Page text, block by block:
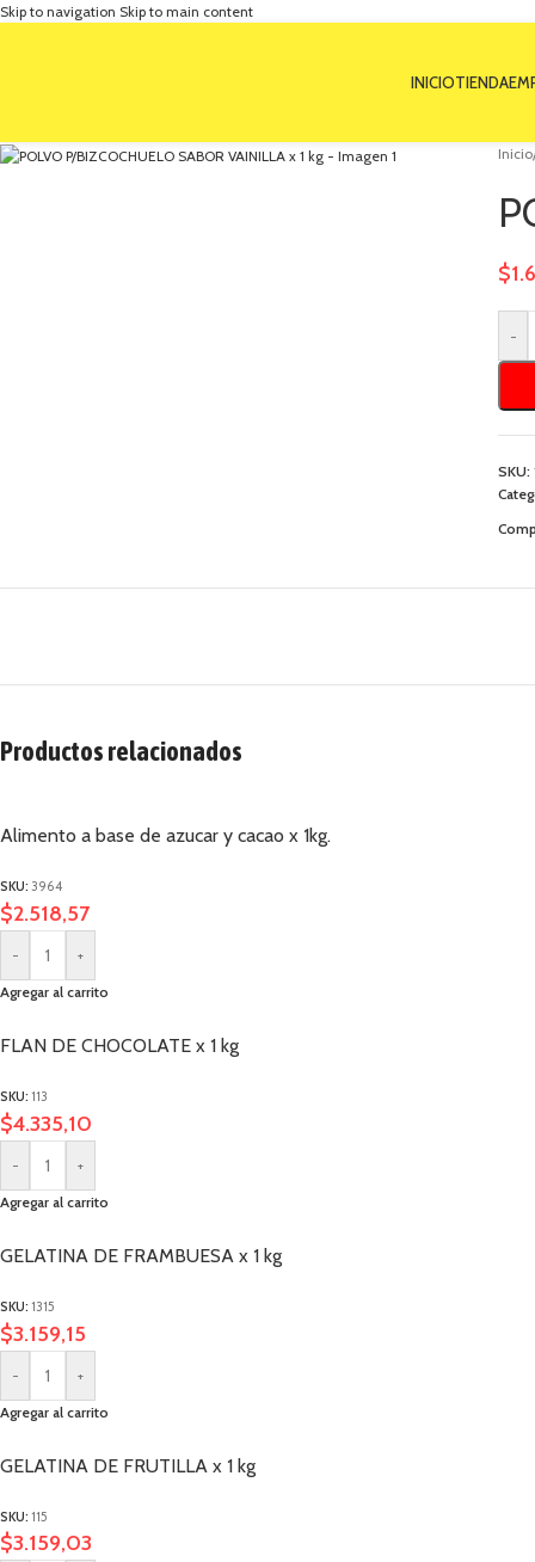
Skip to navigation Skip to main content
INICIOTIENDA
Inicio
$
-
SKU:
Productos relacionados
Alimento a base de azucar y cacao x 1kg.
SKU: 3964
$2.518,57
- +
Agregar al carrito
FLAN DE CHOCOLATE x 1 kg
SKU: 113
$4.335,10
- +
Agregar al carrito
GELATINA DE FRAMBUESA x 1 kg
SKU: 1315
$3.159,15
- +
Agregar al carrito
GELATINA DE FRUTILLA x 1 kg
SKU: 115
$3.159,03